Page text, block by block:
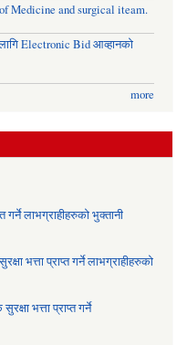
Medicine and surgical iteam.
Electronic Bid आव्हानको
more
लाभग्राहीहरुको भुक्तानी
भत्ता प्राप्त गर्ने लाभग्राहीहरुको
भत्ता प्राप्त गर्ने